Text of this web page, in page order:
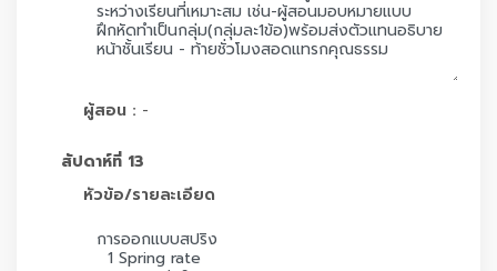
ผู้สอน : -
สัปดาห์ที่ 13
หัวข้อ/รายละเอียด